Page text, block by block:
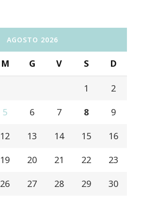
AGOSTO 2026
M G V S D
1 2
5 6 7 8 9
12 13 14 15 16
19 20 21 22 23
26 27 28 29 30